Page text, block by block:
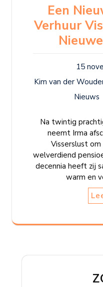
Een
Verhuur
15
Kim van der
Nieuws
Na twintig
neemt Irma
Visserslust
welverdiend
decennia heeft zij
warm en